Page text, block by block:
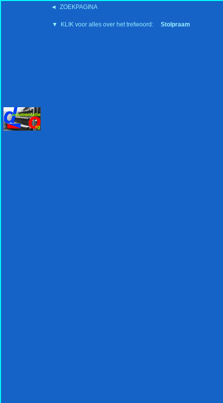
◄ ZOEKPAGINA
▼ KLIK voor alles over het trefwoord: Stolpraam
'15:19 19-2-2008